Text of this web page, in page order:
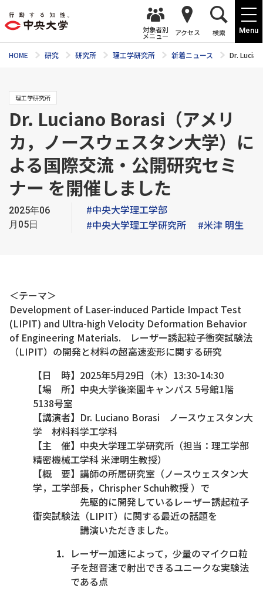
Menu
対象者別
メニュー アクセス 検索
HOME 研究 研究所 理工学研究所 新着ニュース Dr.
理工学研究所
Dr. Luciano Borasi（アメリ
カ，ノースウェスタン大学）に
よる国際交流・公開研究セミ
ナー を開催しました
2025年06
月05日
#中央大学理工学部
#中央大学理工学研究所
#米津 明生
＜テーマ＞
Development of Laser-induced Particle Impact Test
(LIPIT) and Ultra-high Velocity Deformation Behavior
of Engineering Materials. レーザー誘起粒子衝突試験法
（LIPIT）の開発と材料の超高速変形に関する研究
【日 時】2025年5月29日（木）13:30-14:30
【場 所】中央大学後楽園キャンパス 5号館1階
5138号室
【講演者】Dr. Luciano Borasi ノースウェスタン大
学 材料科学工学科
【主 催】中央大学理工学研究所 （担当： 理工学部
精密機械工学科米津明生教授）
【概 要】 講師の所属研究室（ノースウェスタン大
学，工学部長，Chrispher Schuh教授 ）で
先駆的に開発しているレーザー誘起粒子
衝突試験法（LIPIT）に関する最近の話題を
講演いただきました。
レーザー加速によって，少量のマイクロ粒
子を超音速で射出できるユニークな実験法
である点